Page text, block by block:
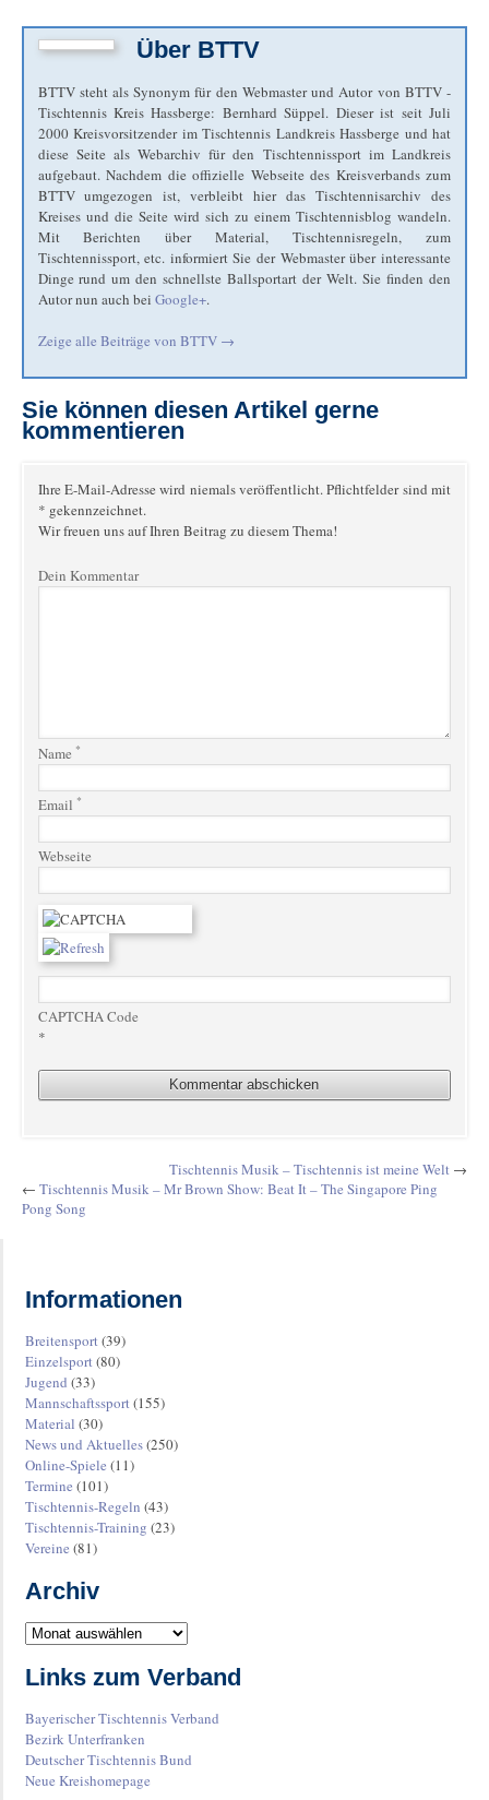
Über BTTV
BTTV steht als Synonym für den Webmaster und Autor von BTTV -
Tischtennis Kreis Hassberge: Bernhard Süppel. Dieser ist seit Juli
2000 Kreisvorsitzender im Tischtennis Landkreis Hassberge und hat
diese Seite als Webarchiv für den Tischtennissport im Landkreis
aufgebaut. Nachdem die offizielle Webseite des Kreisverbands zum
BTTV umgezogen ist, verbleibt hier das Tischtennisarchiv des
Kreises und die Seite wird sich zu einem Tischtennisblog wandeln.
Mit Berichten über Material, Tischtennisregeln, zum
Tischtennissport, etc. informiert Sie der Webmaster über interessante
Dinge rund um den schnellste Ballsportart der Welt. Sie finden den
Autor nun auch bei Google+.
Zeige alle Beiträge von BTTV →
Sie können diesen Artikel gerne
kommentieren
Ihre E-Mail-Adresse wird niemals veröffentlicht. Pflichtfelder sind mit
* gekennzeichnet.
Wir freuen uns auf Ihren Beitrag zu diesem Thema!
Dein Kommentar
Name *
Email *
Webseite
CAPTCHA Code
*
Tischtennis Musik – Tischtennis ist meine Welt →
← Tischtennis Musik – Mr Brown Show: Beat It – The Singapore Ping
Pong Song
Informationen
Breitensport(39)
Einzelsport(80)
Jugend (33)
Mannschaftssport(155)
Material (30)
News und Aktuelles(250)
Online-Spiele (11)
Termine (101)
Tischtennis-Regeln (43)
Tischtennis-Training (23)
Vereine (81)
Archiv
Links zum Verband
Bayerischer Tischtennis Verband
Bezirk Unterfranken
Deutscher Tischtennis Bund
Neue Kreishomepage